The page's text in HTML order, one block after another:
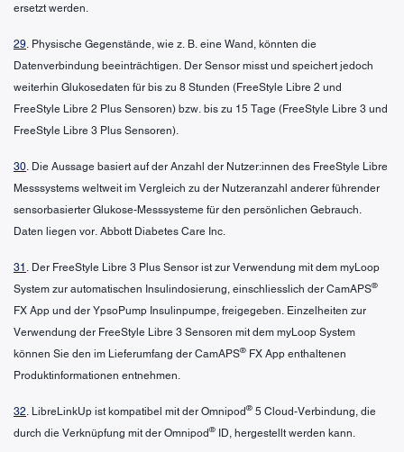
ersetzt werden.
29 . Physische Gegenstände, wie z. B. eine Wand, könnten die
Datenverbindung beeinträchtigen. Der Sensor misst und speichert jedoch
weiterhin Glukosedaten für bis zu 8 Stunden (FreeStyle Libre 2 und
FreeStyle Libre 2 Plus Sensoren) bzw. bis zu 15 Tage (FreeStyle Libre 3 und
FreeStyle Libre 3 Plus Sensoren).
30 . Die Aussage basiert auf der Anzahl der Nutzer:innen des FreeStyle Libre
Messsystems weltweit im Vergleich zu der Nutzeranzahl anderer führender
sensorbasierter Glukose-Messsysteme für den persönlichen Gebrauch.
Daten liegen vor. Abbott Diabetes Care Inc.
31
. Der FreeStyle Libre 3 Plus Sensor ist zur Verwendung mit dem myLoop
System zur automatischen Insulindosierung, einschliesslich der CamAPS®
FX App und der YpsoPump Insulinpumpe, freigegeben. Einzelheiten zur
Verwendung der FreeStyle Libre 3 Sensoren mit dem myLoop System
können Sie den im Lieferumfang der CamAPS® FX App enthaltenen
Produktinformationen entnehmen.
32 . LibreLinkUp ist kompatibel mit der Omnipod® 5 Cloud-Verbindung, die
durch die Verknüpfung mit der Omnipod® ID, hergestellt werden kann.